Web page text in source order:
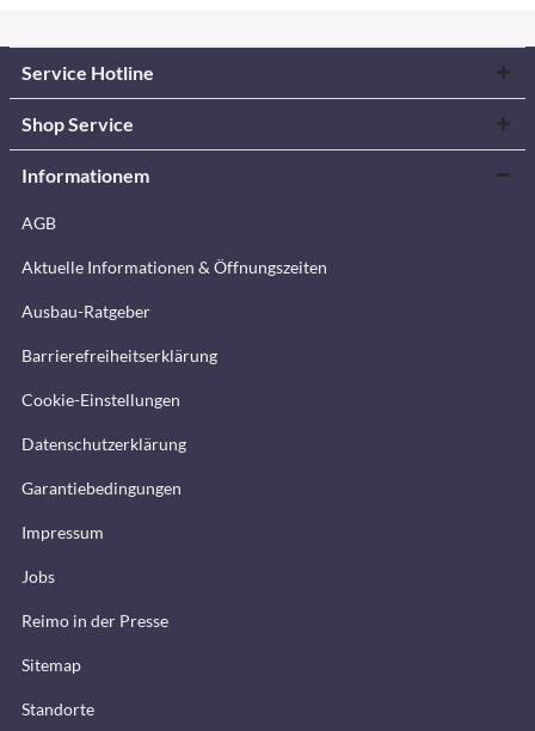
Service Hotline
Shop Service
Informationem
AGB
Aktuelle Informationen & Öffnungszeiten
Ausbau-Ratgeber
Barrierefreiheitserklärung
Cookie-Einstellungen
Datenschutzerklärung
Garantiebedingungen
Impressum
Jobs
Reimo in der Presse
Sitemap
Standorte